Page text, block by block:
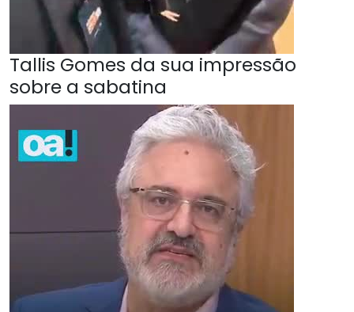
Tallis Gomes da sua impressão
sobre a sabatina